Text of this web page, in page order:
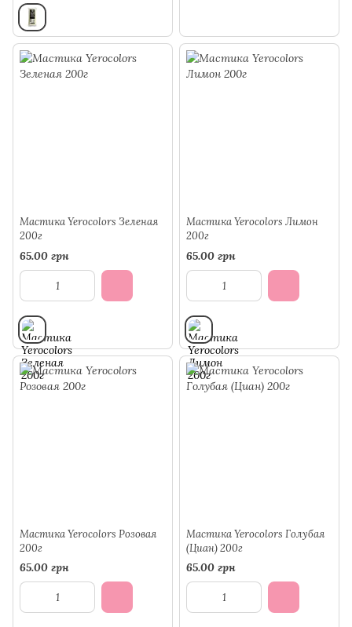
Мастика Yerocolors Зеленая
200г
65.00 грн
Мастика Yerocolors Лимон
200г
65.00 грн
Мастика Yerocolors Розовая
200г
65.00 грн
Мастика Yerocolors Голубая
(Циан) 200г
65.00 грн